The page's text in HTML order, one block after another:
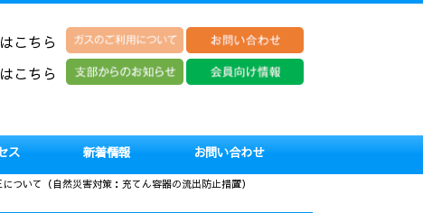
こちら
こちら
ス 新着情報 お問い合わせ
ついて（自然災害対策：充てん容器の流出防止措置）